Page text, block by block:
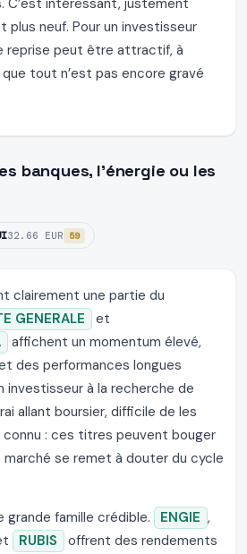
C’est intéressant, justement
plus neuf. Pour un investisseur
reprise peut être attractif, à
tout n’est pas encore gravé
banques, l’énergie ou les
32.66 EUR 59
clairement une partie du
GENERALE
et
affichent un momentum élevé,
des performances longues
investisseur à la recherche de
allant boursier, difficile de les
connu : ces titres peuvent bouger
se remet à douter du cycle
grande famille crédible.
ENGIE ,
RUBIS
offrent des rendements